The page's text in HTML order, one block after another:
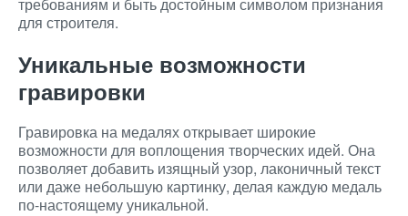
для строителя.
Уникальные возможности
гравировки
Гравировка на медалях открывает широкие
возможности для воплощения творческих идей. Она
позволяет добавить изящный узор, лаконичный текст
или даже небольшую картинку, делая каждую медаль
по-настоящему уникальной.